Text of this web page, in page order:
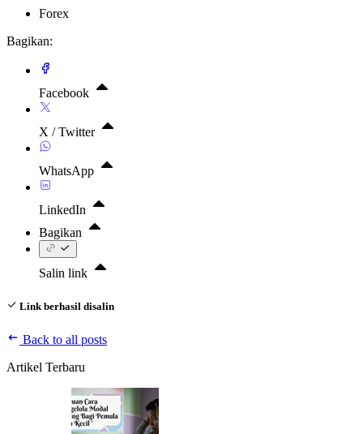
Forex
Bagikan:
Facebook
X / Twitter
WhatsApp
LinkedIn
Bagikan
Salin link
Link berhasil disalin
Back to all posts
Artikel Terbaru